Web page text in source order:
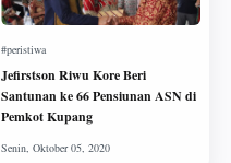
Jefirstson Riwu Kore Beri
Santunan ke 66 Pensiunan ASN di
Pemkot Kupang